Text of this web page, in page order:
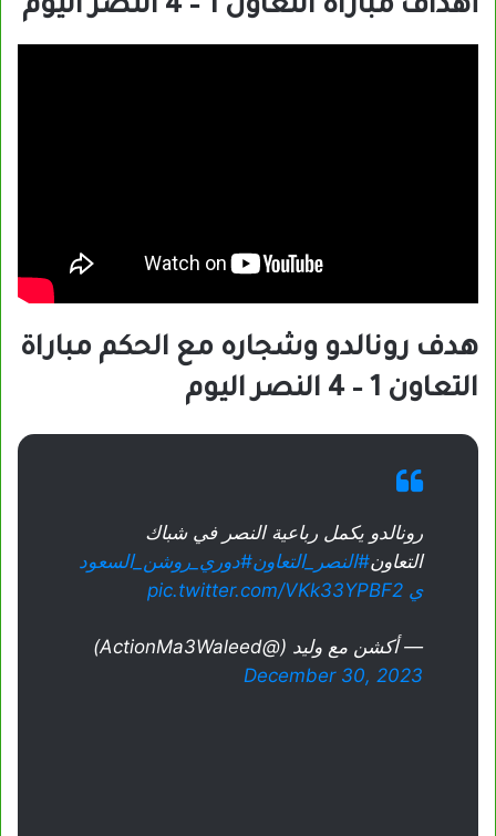
أهداف مباراة التعاون 1 – 4 النصر اليوم
هدف رونالدو وشجاره مع الحكم مباراة
التعاون 1 – 4 النصر اليوم
رونالدو يكمل رباعية النصر في شباك
التعاون#النصر_التعاون#دوري_روشن_السعود
ي pic.twitter.com/VKk33YPBF2
— أكشن مع وليد (@ActionMa3Waleed)
December 30, 2023